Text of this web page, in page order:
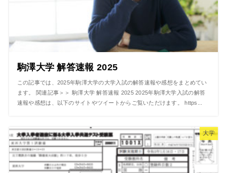
駒澤大学 解答速報 2025
この記事では、2025年駒澤大学の大学入試の解答速報や感想をまとめてい
ます。 関連記事＞＞ 駒澤大学 解答速報 2025 2025年駒澤大学入試の解答
速報や感想は、以下のサイトやツイートからご覧いただけます。 https...
大学